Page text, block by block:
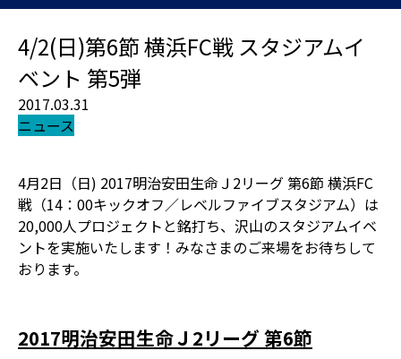
4/2(日)第6節 横浜FC戦 スタジアムイ
ベント 第5弾
2017.03.31
ニュース
4月2日（日) 2017明治安田生命Ｊ2リーグ 第6節 横浜FC
戦（14：00キックオフ／レベルファイブスタジアム）は
20,000人プロジェクトと銘打ち、沢山のスタジアムイベ
ントを実施いたします！みなさまのご来場をお待ちして
おります。
2017明治安田生命Ｊ2リーグ 第6節